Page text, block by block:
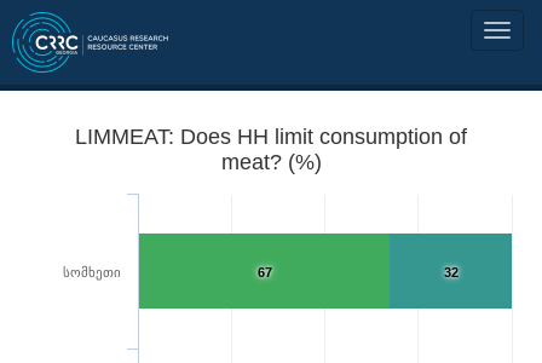
LIMMEAT: Does HH limit consumption of
meat? (%)
32
67
სომხეთი